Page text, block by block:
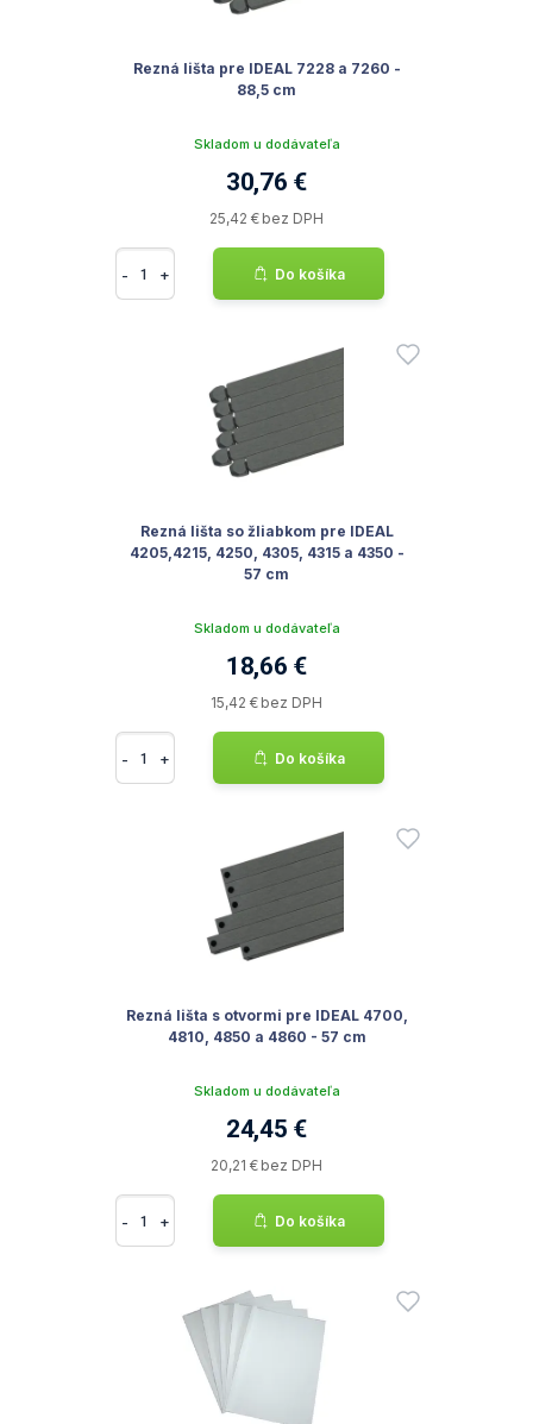
Rezná lišta pre IDEAL 7228 a 7260 -
88,5 cm
Skladom u dodávateľa
30,76 €
25,42 € bez DPH
- + Do košíka
Rezná lišta so žliabkom pre IDEAL
4205,4215, 4250, 4305, 4315 a 4350 -
57 cm
Skladom u dodávateľa
18,66 €
15,42 € bez DPH
- + Do košíka
Rezná lišta s otvormi pre IDEAL 4700,
4810, 4850 a 4860 - 57 cm
Skladom u dodávateľa
24,45 €
20,21 € bez DPH
- + Do košíka